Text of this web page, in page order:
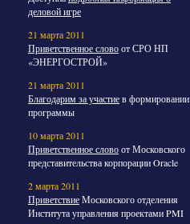
деловой игре
21 марта 2011
Приветственное словоот СРО НП
«ЭНЕРГОСТРОЙ»
21 марта 2011
Благодарим за участиев формировании
программы
10 марта 2011
Приветственное словоот Московского
представительства корпорации Oracle
2 марта 2011
ПриветствиеМосковского отделения
Института управления проектами PMI